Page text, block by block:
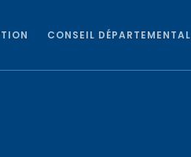
CONSEIL DÉPARTEMENTAL